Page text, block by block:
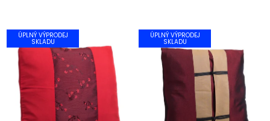
ÚPLNÝ VÝPRODEJ
SKLADU
ÚPLNÝ VÝPRODEJ
SKLADU